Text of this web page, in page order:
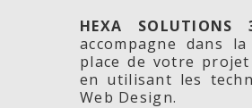
HEXA SOLUTIONS
accompagne dans
place de votre
en utilisant les
Web Design.